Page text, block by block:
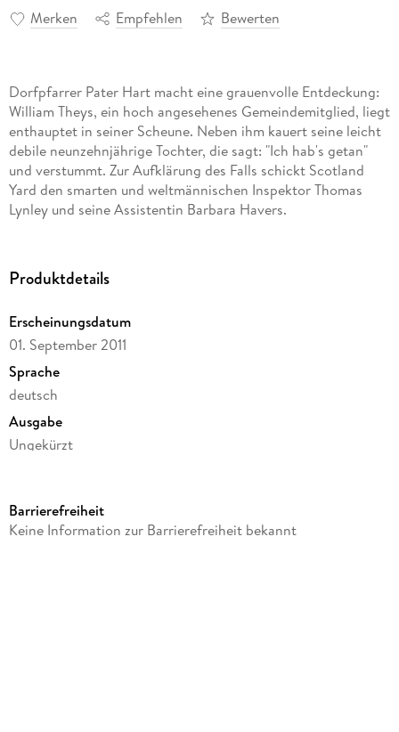
Merken Empfehlen Bewerten
Dorfpfarrer Pater Hart macht eine grauenvolle Entdeckung:
William Theys, ein hoch angesehenes Gemeindemitglied, liegt
enthauptet in seiner Scheune. Neben ihm kauert seine leicht
debile neunzehnjährige Tochter, die sagt: "Ich hab's getan"
und verstummt. Zur Aufklärung des Falls schickt Scotland
Yard den smarten und weltmännischen Inspektor Thomas
Lynley und seine Assistentin Barbara Havers.
Produktdetails
Erscheinungsdatum
01. September 2011
Sprache
deutsch
Ausgabe
Ungekürzt
Autor/Autorin
Barrierefreiheit
Keine Information zur Barrierefreiheit bekannt